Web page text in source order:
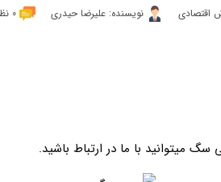
اقتصادی نویسنده: علیرضا حیدری 0 نظر
سگ میتوانید با ما در ارتباط باشید.